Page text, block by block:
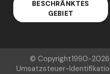
BESCHRÄNKTES
GEBIET
© Copyright1990-2026
Umsatzsteuer-